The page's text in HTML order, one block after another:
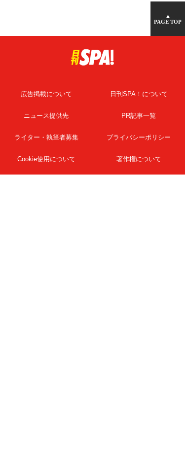
▲
PAGE TOP
広告掲載について 日刊SPA！について
ニュース提供先 PR記事一覧
ライター・執筆者募集 プライバシーポリシー
Cookie使用について 著作権について